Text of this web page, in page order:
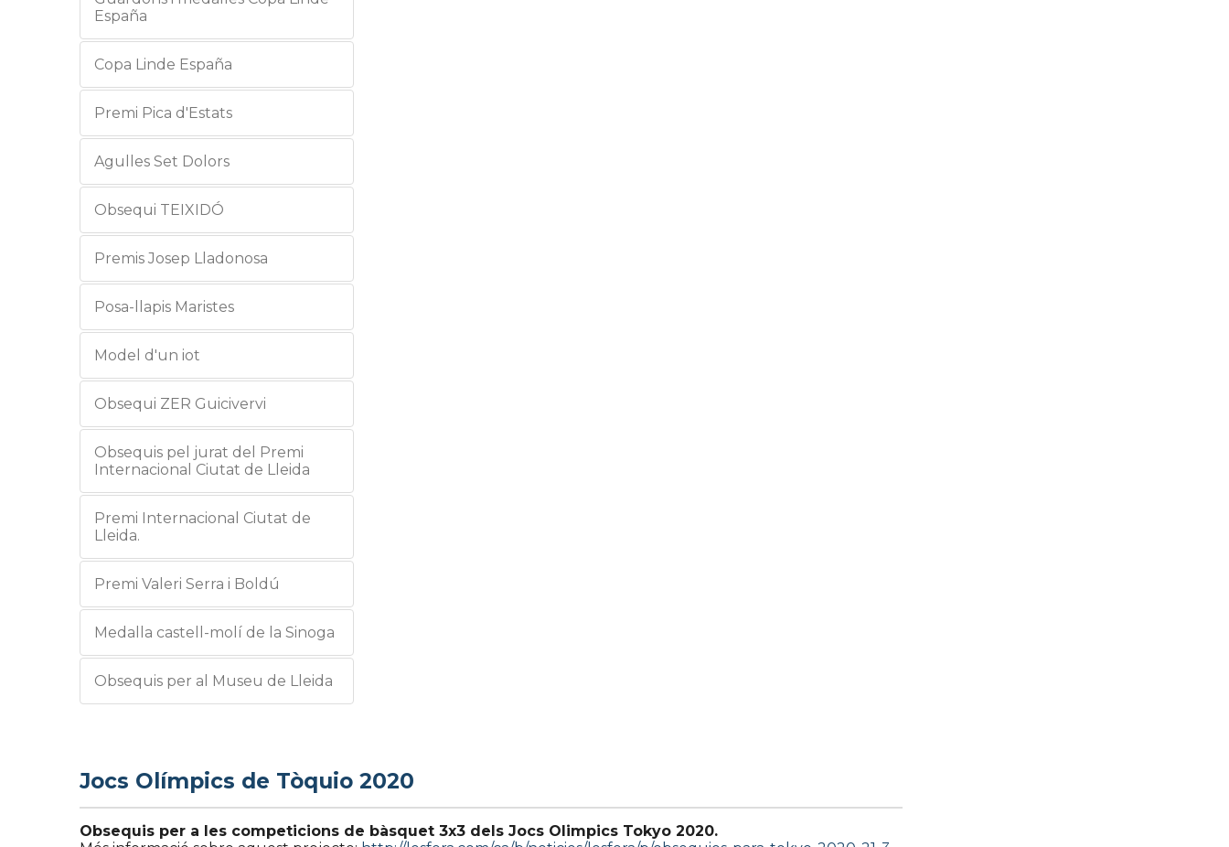
España
Copa Linde España
Premi Pica d'Estats
Agulles Set Dolors
Obsequi TEIXIDÓ
Premis Josep Lladonosa
Posa-llapis Maristes
Model d'un iot
Obsequi ZER Guicivervi
Obsequis pel jurat del Premi
Internacional Ciutat de Lleida
Premi Internacional Ciutat de
Lleida.
Premi Valeri Serra i Boldú
Medalla castell-molí de la Sinoga
Obsequis per al Museu de Lleida
Jocs Olímpics de Tòquio 2020
Obsequis per a les competicions de bàsquet 3x3 dels Jocs Olimpics Tokyo 2020.